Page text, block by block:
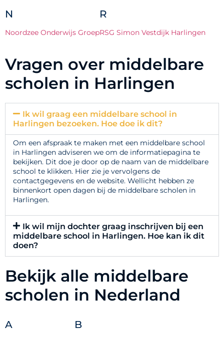
N
Noordzee Onderwijs Groep
R
RSG Simon Vestdijk Harlingen
Vragen over middelbare
scholen in Harlingen
Ik wil graag een middelbare school in
Harlingen bezoeken. Hoe doe ik dit?
Om een afspraak te maken met een middelbare school
in Harlingen adviseren we om de informatiepagina te
bekijken. Dit doe je door op de naam van de middelbare
school te klikken. Hier zie je vervolgens de
contactgegevens en de website. Wellicht hebben ze
binnenkort open dagen bij de middelbare scholen in
Harlingen.
Ik wil mijn dochter graag inschrijven bij een
middelbare school in Harlingen. Hoe kan ik dit
doen?
Bekijk alle middelbare
scholen in Nederland
A B